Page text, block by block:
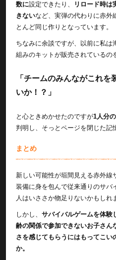
数に設定できたり、
リロード時は
きないなど、実弾の代わりに赤外
とんど同じ作りとなっています。
ちなみに余談ですが、以前に私
組みのキットが販売されているの
「チームのみんながこれ
いか！？」
と心ときめかせたのですが1人分
判明し、そっとページを閉じた記
まとめ
新しい可能性が垣間見える赤外
装備に身を包んで従来通りのサバ
人はいささか物足りないかもしれ
しかし、 サバイバルゲームを体験
齢の関係で参加できないお子さん
さを感じてもらうにはもってこい
か。